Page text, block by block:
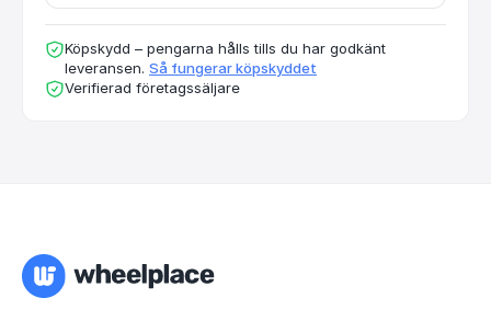
Köpskydd – pengarna hålls tills du har godkänt
leveransen. Så fungerar köpskyddet
Verifierad företagssäljare